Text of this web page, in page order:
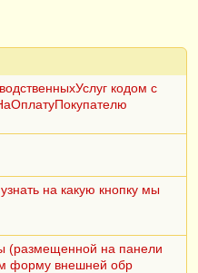
кодом с
на какую кнопку мы
(размещенной на панели
форму внешней обр